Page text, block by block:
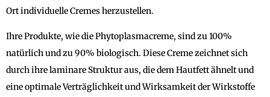
Ort individuelle Cremes herzustellen.
Ihre Produkte, wie die Phytoplasmacreme, sind zu 100%
natürlich und zu 90% biologisch. Diese Creme zeichnet sich
durch ihre laminare Struktur aus, die dem Hautfett ähnelt und
eine optimale Verträglichkeit und Wirksamkeit der Wirkstoffe